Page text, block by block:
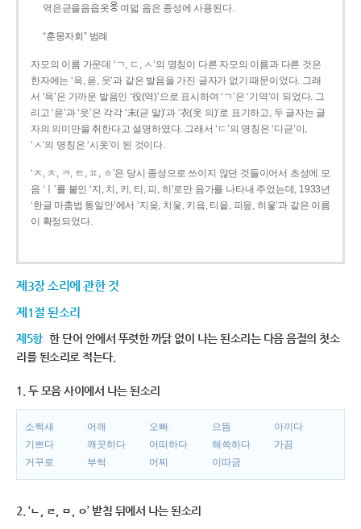
역은귿을음읍옷
여덟 음은 종성에 사용된다.
“훈몽자회” 범례
자모의 이름 가운데 ‘ㄱ, ㄷ, ㅅ’의 명칭이 다른 자모의 이름과 다른 것은
한자에는 ‘윽, 읃, 읏’과 같은 발음을 가진 글자가 없기 때문이었다. 그래
서 ‘윽’은 가까운 발음인 ‘役(역)’으로 표시하여 ‘ㄱ’은 ‘기역’이 되었다. 그
리고 ‘읃’과 ‘읏’은 각각 ‘末(귿 말)’과 ‘衣(옷 의)’로 표기하고, 두 글자는 글
자의 의미만을 취한다고 설명하였다. 그래서 ‘ㄷ’의 명칭은 ‘디귿’이,
‘ㅅ’의 명칭은 ‘시옷’이 된 것이다.
‘ㅈ, ㅊ, ㅋ, ㅌ, ㅍ, ㅎ’은 당시 종성으로 쓰이지 않던 것들이어서 초성에 모
음 ‘ㅣ’를 붙인 ‘지, 치, 키, 티, 피, 히’로만 음가를 나타내 주었는데, 1933년
‘한글 마춤법 통일안’에서 ‘지읒, 치읓, 키읔, 티읕, 피읖, 히읗’과 같은 이름
이 확정되었다.
제3장 소리에 관한 것
제1절 된소리
제5항 한 단어 안에서 뚜렷한 까닭 없이 나는 된소리는 다음 음절의 첫소
리를 된소리로 적는다.
1. 두 모음 사이에서 나는 된소리
소쩍새 어깨 오빠 으뜸
아끼다
기쁘다
깨끗하다 어떠하다 해쓱하다
가끔
거꾸로
부썩 어찌 이따금
2. ‘ㄴ, ㄹ, ㅁ, ㅇ’ 받침 뒤에서 나는 된소리